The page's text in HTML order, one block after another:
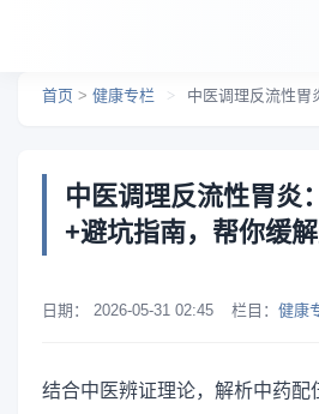
首页 > 健康专栏 > 中医调理反流性胃炎：4个核
中医调理反流性胃炎
+避坑指南，帮你缓
日期： 2026-05-31 02:45 栏目： 健康
结合中医辨证理论，解析中药配